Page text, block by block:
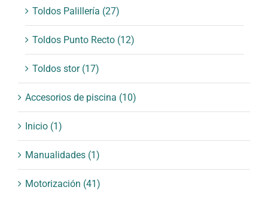
Toldos Palillería (27)
Toldos Punto Recto (12)
Toldos stor (17)
Accesorios de piscina (10)
Inicio (1)
Manualidades (1)
Motorización (41)